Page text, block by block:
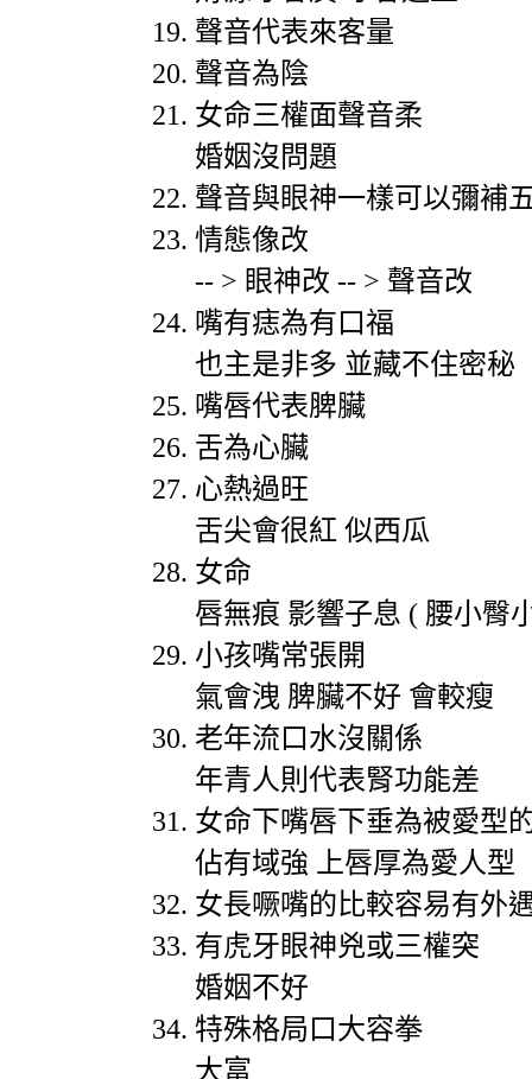
聲音代表來客量
聲音為陰
女命三權面聲音柔
婚姻沒問題
聲音與眼神一樣可以彌補
情態像改
-- > 眼神改 -- > 聲音改
嘴有痣為有口福
也主是非多 並藏不住密秘
嘴唇代表脾臟
舌為心臟
心熱過旺
舌尖會很紅 似西瓜
女命
唇無痕 影響子息 ( 腰小臀
小孩嘴常張開
氣會洩 脾臟不好 會較瘦
老年流口水沒關係
年青人則代表腎功能差
女命下嘴唇下垂為被愛型
佔有域強
上唇厚為愛人型
女長噘嘴的比較容易有外
有虎牙眼神兇或三權突
婚姻不好
特殊格局口大容拳
大富